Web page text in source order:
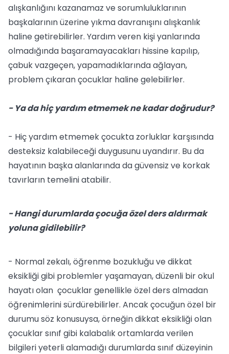
alışkanlığını kazanamaz ve sorumluluklarının
başkalarının üzerine yıkma davranışını alışkanlık
haline getirebilirler. Yardım veren kişi yanlarında
olmadığında başaramayacakları hissine kapılıp,
çabuk vazgeçen, yapamadıklarında ağlayan,
problem çıkaran çocuklar haline gelebilirler.
- Ya da hiç yardım etmemek ne kadar doğrudur?
- Hiç yardım etmemek çocukta zorluklar karşısında
desteksiz kalabileceği duygusunu uyandırır. Bu da
hayatının başka alanlarında da güvensiz ve korkak
tavırların temelini atabilir.
- Hangi durumlarda çocuğa özel ders aldırmak
yoluna gidilebilir?
- Normal zekalı, öğrenme bozukluğu ve dikkat
eksikliği gibi problemler yaşamayan, düzenli bir okul
hayatı olan çocuklar genellikle özel ders almadan
öğrenimlerini sürdürebilirler. Ancak çocuğun özel bir
durumu söz konusuysa, örneğin dikkat eksikliği olan
çocuklar sınıf gibi kalabalık ortamlarda verilen
bilgileri yeterli alamadığı durumlarda sınıf düzeyinin